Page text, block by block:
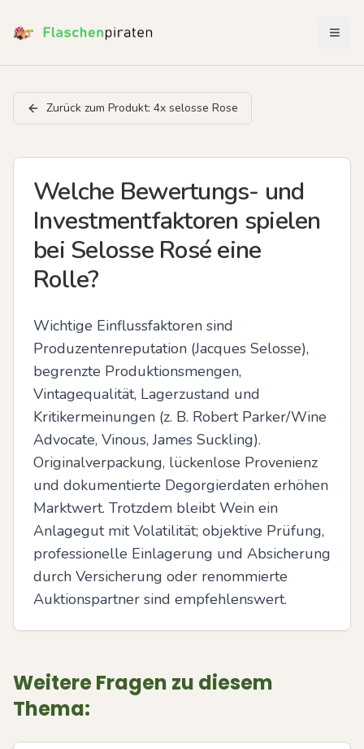
Zurück zum Produkt: 4x selosse Rose
Welche Bewertungs- und
Investmentfaktoren spielen
bei Selosse Rosé eine
Rolle?
Wichtige Einflussfaktoren sind
Produzentenreputation (Jacques Selosse),
begrenzte Produktionsmengen,
Vintagequalität, Lagerzustand und
Kritikermeinungen (z. B. Robert Parker/Wine
Advocate, Vinous, James Suckling).
Originalverpackung, lückenlose Provenienz
und dokumentierte Degorgierdaten erhöhen
Marktwert. Trotzdem bleibt Wein ein
Anlagegut mit Volatilität; objektive Prüfung,
professionelle Einlagerung und Absicherung
durch Versicherung oder renommierte
Auktionspartner sind empfehlenswert.
Weitere Fragen zu diesem
Thema: